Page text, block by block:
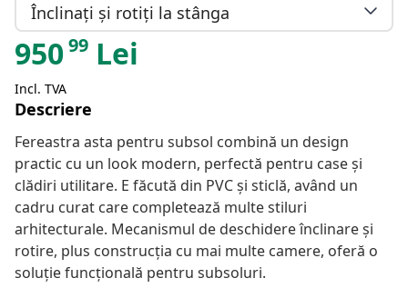
Înclinați și rotiți la stânga
95099 Lei
Incl. TVA
Descriere
Fereastra asta pentru subsol combină un design
practic cu un look modern, perfectă pentru case și
clădiri utilitare. E făcută din PVC și sticlă, având un
cadru curat care completează multe stiluri
arhitecturale. Mecanismul de deschidere înclinare și
rotire, plus construcția cu mai multe camere, oferă o
soluție funcțională pentru subsoluri.